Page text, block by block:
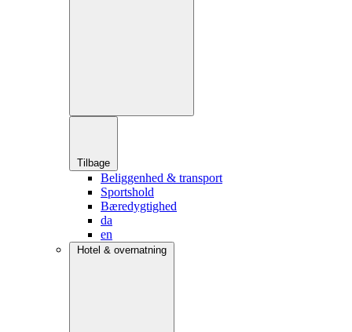
Tilbage
Beliggenhed & transport
Sportshold
Bæredygtighed
da
en
Hotel & overnatning